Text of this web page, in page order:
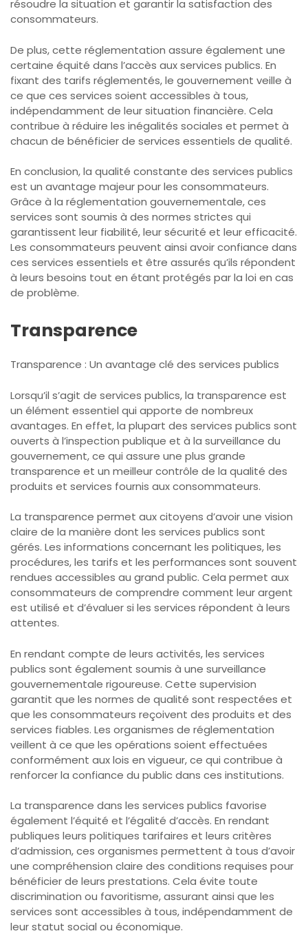
résoudre la situation et garantir la satisfaction des
consommateurs.
De plus, cette réglementation assure également une
certaine équité dans l’accès aux services publics. En
fixant des tarifs réglementés, le gouvernement veille à
ce que ces services soient accessibles à tous,
indépendamment de leur situation financière. Cela
contribue à réduire les inégalités sociales et permet à
chacun de bénéficier de services essentiels de qualité.
En conclusion, la qualité constante des services publics
est un avantage majeur pour les consommateurs.
Grâce à la réglementation gouvernementale, ces
services sont soumis à des normes strictes qui
garantissent leur fiabilité, leur sécurité et leur efficacité.
Les consommateurs peuvent ainsi avoir confiance dans
ces services essentiels et être assurés qu’ils répondent
à leurs besoins tout en étant protégés par la loi en cas
de problème.
Transparence
Transparence : Un avantage clé des services publics
Lorsqu’il s’agit de services publics, la transparence est
un élément essentiel qui apporte de nombreux
avantages. En effet, la plupart des services publics sont
ouverts à l’inspection publique et à la surveillance du
gouvernement, ce qui assure une plus grande
transparence et un meilleur contrôle de la qualité des
produits et services fournis aux consommateurs.
La transparence permet aux citoyens d’avoir une vision
claire de la manière dont les services publics sont
gérés. Les informations concernant les politiques, les
procédures, les tarifs et les performances sont souvent
rendues accessibles au grand public. Cela permet aux
consommateurs de comprendre comment leur argent
est utilisé et d’évaluer si les services répondent à leurs
attentes.
En rendant compte de leurs activités, les services
publics sont également soumis à une surveillance
gouvernementale rigoureuse. Cette supervision
garantit que les normes de qualité sont respectées et
que les consommateurs reçoivent des produits et des
services fiables. Les organismes de réglementation
veillent à ce que les opérations soient effectuées
conformément aux lois en vigueur, ce qui contribue à
renforcer la confiance du public dans ces institutions.
La transparence dans les services publics favorise
également l’équité et l’égalité d’accès. En rendant
publiques leurs politiques tarifaires et leurs critères
d’admission, ces organismes permettent à tous d’avoir
une compréhension claire des conditions requises pour
bénéficier de leurs prestations. Cela évite toute
discrimination ou favoritisme, assurant ainsi que les
services sont accessibles à tous, indépendamment de
leur statut social ou économique.